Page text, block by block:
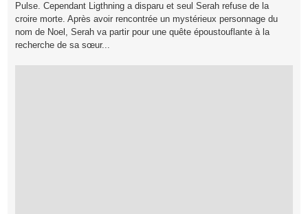
Pulse. Cependant Ligthning a disparu et seul Serah refuse de la
croire morte. Après avoir rencontrée un mystérieux personnage du
nom de Noel, Serah va partir pour une quête époustouflante à la
recherche de sa sœur...